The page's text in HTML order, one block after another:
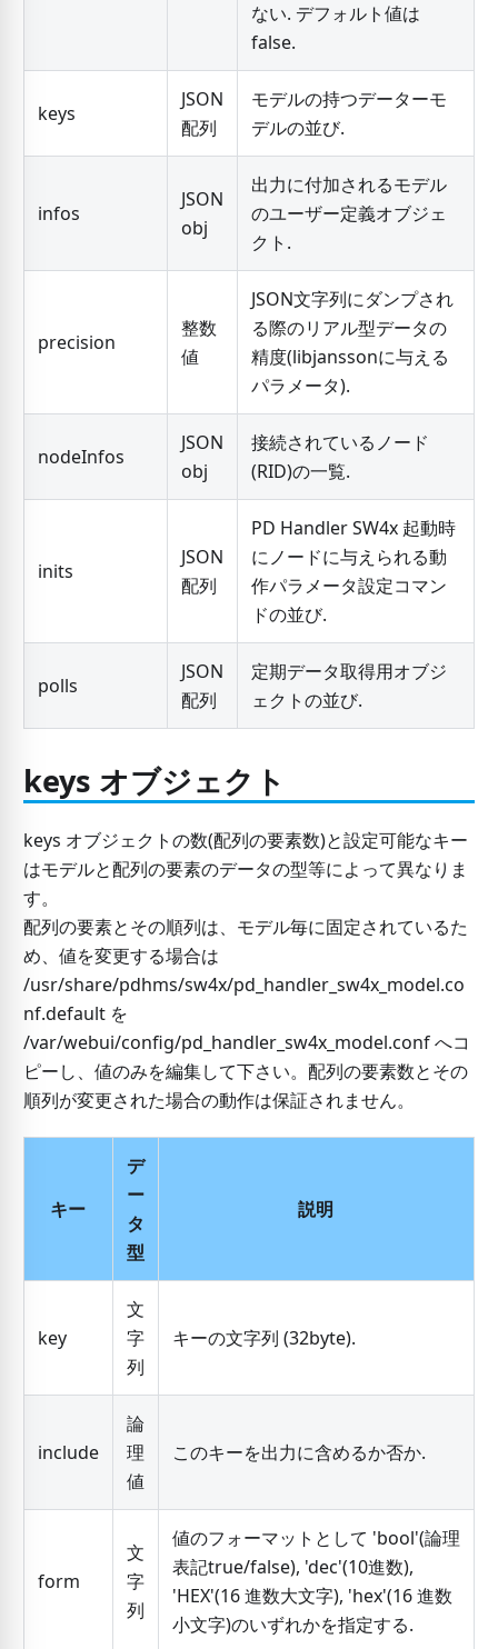
ない. デフォルト値は
false.
keys
JSON
配列
モデルの持つデーターモ
デルの並び.
infos
JSON
obj
出力に付加されるモデル
のユーザー定義オブジェ
クト.
precision
整数
値
JSON文字列にダンプされ
る際のリアル型データの
精度(libjanssonに与える
パラメータ).
nodeInfos
JSON
obj
接続されているノード
(RID)の一覧.
inits
JSON
配列
PD Handler SW4x 起動時
にノードに与えられる動
作パラメータ設定コマン
ドの並び.
polls
JSON
配列
定期データ取得用オブジ
ェクトの並び.
keys オブジェクト
keys オブジェクトの数(配列の要素数)と設定可能なキー
はモデルと配列の要素のデータの型等によって異なりま
す。
配列の要素とその順列は、モデル毎に固定されているた
め、値を変更する場合は
/usr/share/pdhms/sw4x/pd_handler_sw4x_model.co
nf.default を
/var/webui/config/pd_handler_sw4x_model.conf へコ
ピーし、値のみを編集して下さい。配列の要素数とその
順列が変更された場合の動作は保証されません。
キー
デ
ー
タ
型
説明
key
文
字
列
キーの文字列 (32byte).
include
論
理
値
このキーを出力に含めるか否か.
form
文
字
列
値のフォーマットとして 'bool'(論理
表記true/false), 'dec'(10進数),
'HEX'(16 進数大文字), 'hex'(16 進数
小文字)のいずれかを指定する.